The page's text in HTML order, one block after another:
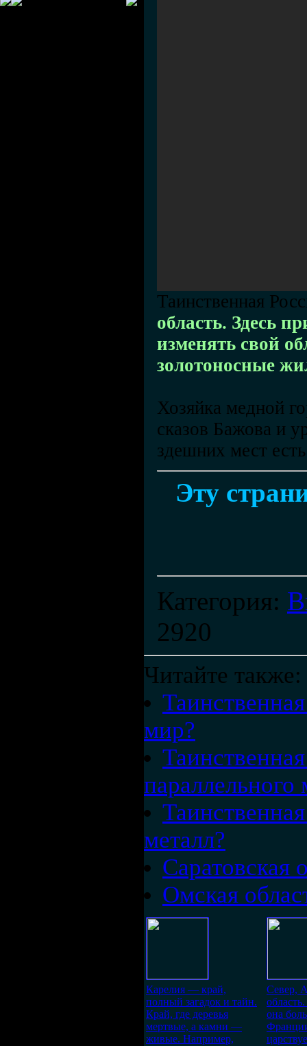
Таинственная
область. Здесь
изменять свой
золотоносные
Хозяйка медной
сказов Бажова и
здешних мест
Эту
Категория:
2920
Читайте также:
мир?
параллельного
металл?
Саратовская
Омская
Карелия — край,
полный загадок и тайн.
Край, где деревья
мертвые, а камни —
живые. Например,
Север,
она